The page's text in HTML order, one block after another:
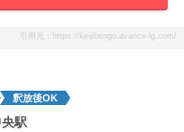
引用元：https://keijibengo.avance-lg.com/
釈放後OK
駅